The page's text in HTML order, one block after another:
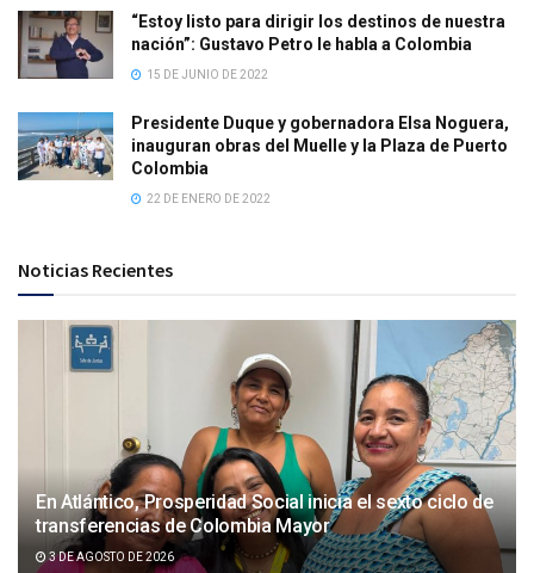
“Estoy listo para dirigir los destinos de nuestra
nación”: Gustavo Petro le habla a Colombia
15 DE JUNIO DE 2022
Presidente Duque y gobernadora Elsa Noguera,
inauguran obras del Muelle y la Plaza de Puerto
Colombia
22 DE ENERO DE 2022
Noticias Recientes
En Atlántico, Prosperidad Social inicia el sexto ciclo de
transferencias de Colombia Mayor
3 DE AGOSTO DE 2026